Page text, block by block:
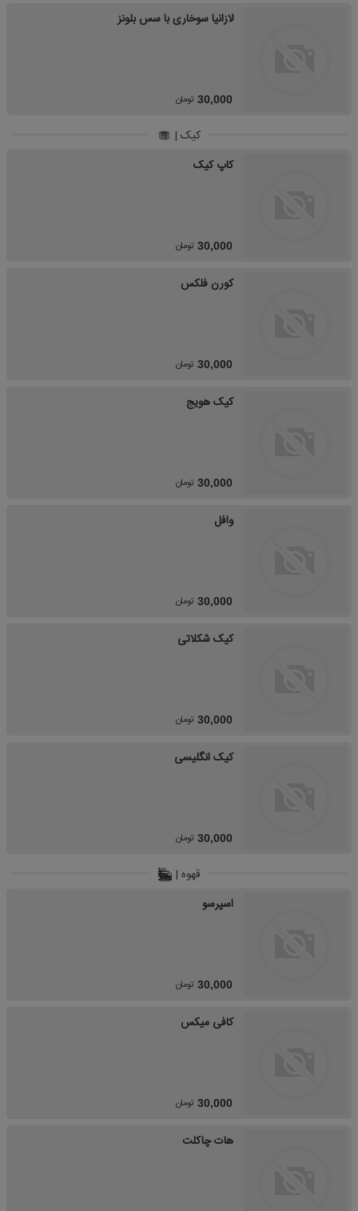
لازانیا سوخاری با سس بلونز
30,000 تومان
کیک |
کاپ کیک
30,000 تومان
کورن فلکس
30,000 تومان
کیک هویج
30,000 تومان
وافل
30,000 تومان
کیک شکلاتی
30,000 تومان
کیک انگلیسی
30,000 تومان
قهوه |
اسپرسو
30,000 تومان
کافی میکس
30,000 تومان
هات چاکلت